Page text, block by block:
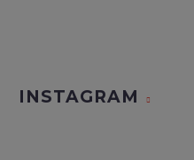
INSTAGRAM